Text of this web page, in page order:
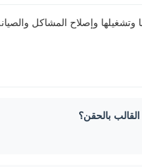
وتشغيلها وإصلاح المشاكل
بالحقن؟